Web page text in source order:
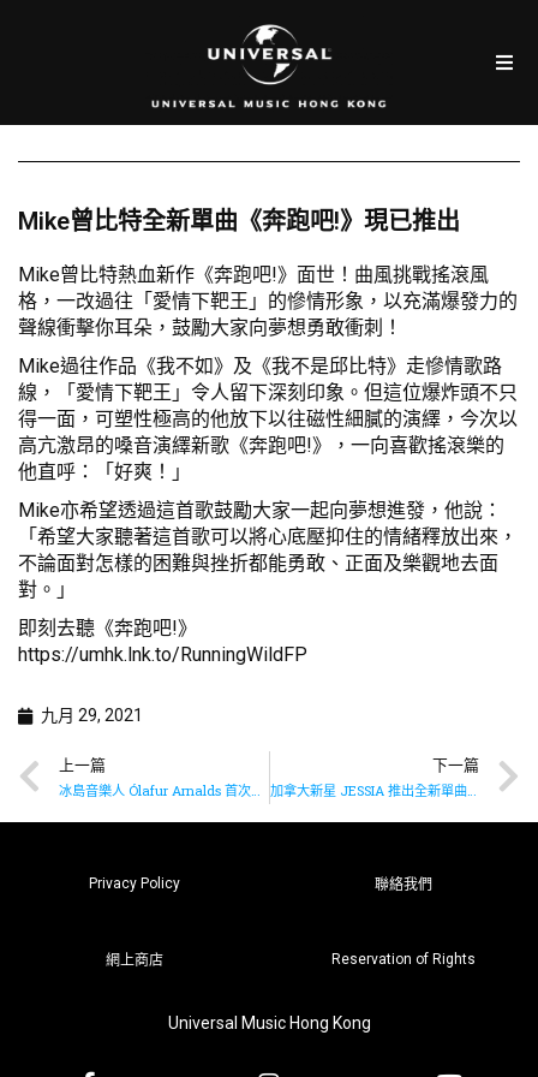
Mike曾比特全新單曲《奔跑吧!》現已推出
Mike曾比特熱血新作《奔跑吧!》面世！曲風挑戰搖滾風
格，一改過往「愛情下靶王」的慘情形象，以充滿爆發力的
聲線衝擊你耳朵，鼓勵大家向夢想勇敢衝刺！
Mike過往作品《我不如》及《我不是邱比特》走慘情歌路
線，「愛情下靶王」令人留下深刻印象。但這位爆炸頭不只
得一面，可塑性極高的他放下以往磁性細膩的演繹，今次以
高亢激昂的嗓音演繹新歌《奔跑吧!》，一向喜歡搖滾樂的
他直呼：「好爽！」
Mike亦希望透過這首歌鼓勵大家一起向夢想進發，他說：
「希望大家聽著這首歌可以將心底壓抑住的情緒釋放出來，
不論面對怎樣的困難與挫折都能勇敢、正面及樂觀地去面
對。」
即刻去聽《奔跑吧!》
https://umhk.lnk.to/RunningWildFP
九月 29, 2021
上一篇
冰島音樂人 Ólafur Arnalds 首次推出單曲《Tree》
下一篇
加拿大新星 JESSIA 推出全新單曲《First Call》
Privacy Policy 聯絡我們
網上商店 Reservation of Rights
Universal Music Hong Kong